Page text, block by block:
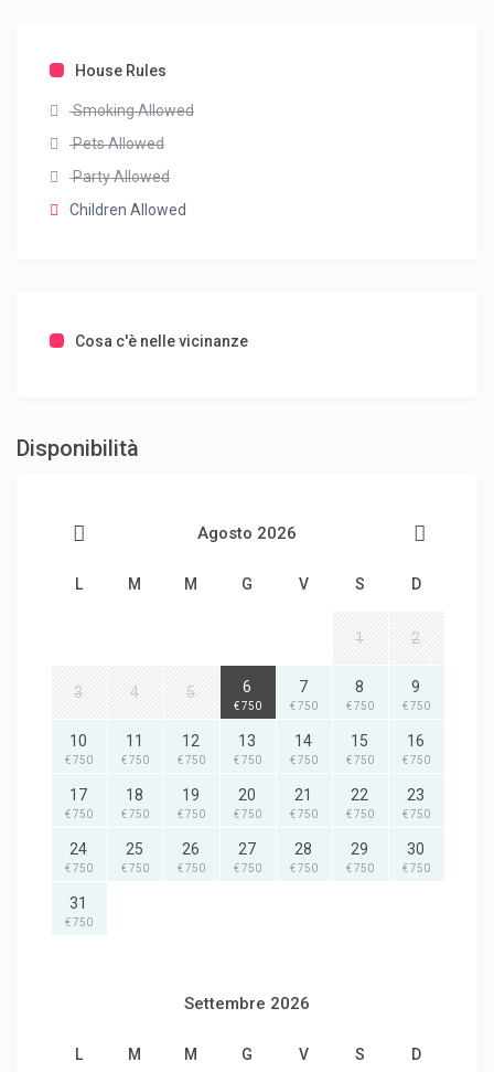
House Rules
Smoking Allowed
Pets Allowed
Party Allowed
Children Allowed
Cosa c'è nelle vicinanze
Disponibilità
Agosto 2026
L M M G V S D
1 2
3 4 5 6
€ 750
7
€ 750
8
€ 750
9
€ 750
10
€ 750
11
€ 750
12
€ 750
13
€ 750
14
€ 750
15
€ 750
16
€ 750
17
€ 750
18
€ 750
19
€ 750
20
€ 750
21
€ 750
22
€ 750
23
€ 750
24
€ 750
25
€ 750
26
€ 750
27
€ 750
28
€ 750
29
€ 750
30
€ 750
31
€ 750
Settembre 2026
L M M G V S D